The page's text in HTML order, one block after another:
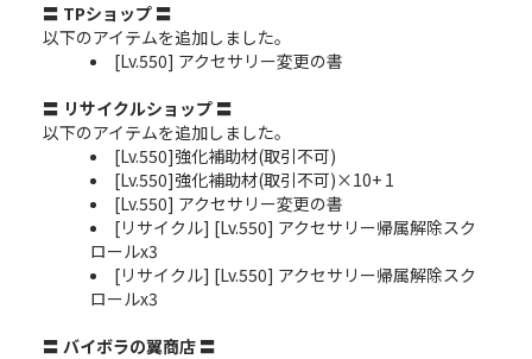
〓 TPショップ 〓
以下のアイテムを追加しました。
[Lv.550] アクセサリー変更の書
〓 リサイクルショップ 〓
以下のアイテムを追加しました。
[Lv.550]強化補助材(取引不可)
[Lv.550]強化補助材(取引不可)×10+ 1
[Lv.550] アクセサリー変更の書
[リサイクル] [Lv.550] アクセサリー帰属解除スク
ロールx3
[リサイクル] [Lv.550] アクセサリー帰属解除スク
ロールx3
〓 バイボラの翼商店 〓